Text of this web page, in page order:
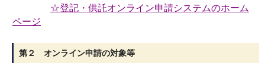
☆登記・供託オンライン申請システムのホーム
ページ
第２ オンライン申請の対象等